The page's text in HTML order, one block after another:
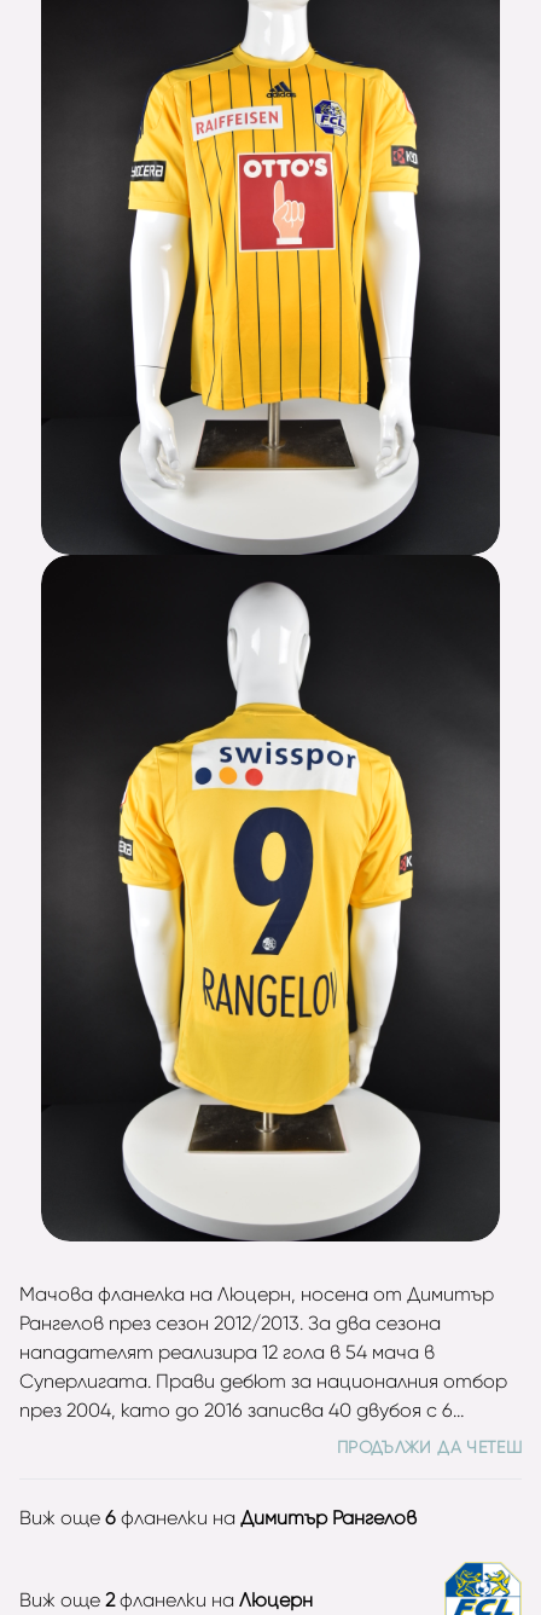
Мачова фланелка на Люцерн, носена от Димитър
Рангелов през сезон 2012/2013. За два сезона
нападателят реализира 12 гола в 54 мача в
Суперлигата. Прави дебют за националния отбор
през 2004, като до 2016 записва 40 двубоя с 6
ПРОДЪЛЖИ ДА ЧЕТЕШ
Виж още 6 фланелки на Димитър Рангелов
Виж още 2фланелки на Люцерн